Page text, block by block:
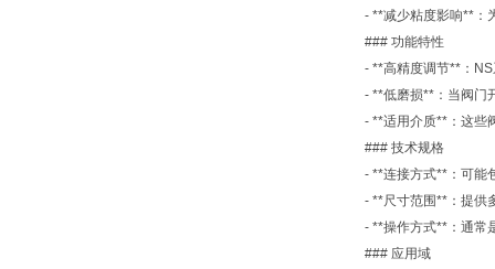
- **减少粘度影响**：
### 功能特性
- **高精度调节**：
- **低磨损**：当阀门
- **适用介质**：这些
### 技术规格
- **连接方式**：可能
- **尺寸范围**：提供
- **操作方式**：通常
### 应用域